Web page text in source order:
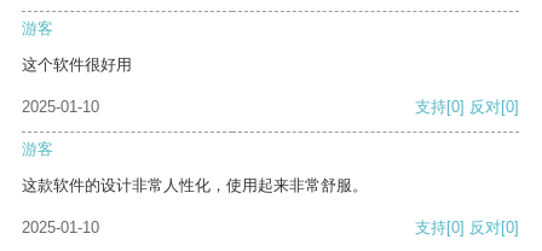
游客
这个软件很好用
2025-01-10 支持[0] 反对[0]
游客
这款软件的设计非常人性化，使用起来非常舒服。
2025-01-10 支持[0] 反对[0]